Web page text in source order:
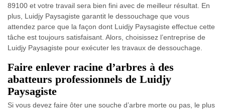
89100 et votre travail sera bien fini avec de meilleur résultat. En
plus, Luidjy Paysagiste garantit le dessouchage que vous
attendez parce que la façon dont Luidjy Paysagiste effectue cette
tâche est toujours satisfaisant. Alors, choisissez l’entreprise de
Luidjy Paysagiste pour exécuter les travaux de dessouchage.
Faire enlever racine d’arbres à des
abatteurs professionnels de Luidjy
Paysagiste
Si vous devez faire ôter une souche d’arbre morte ou pas, le plus